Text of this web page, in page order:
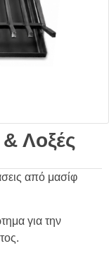
Λοξές
από μασίφ
για την